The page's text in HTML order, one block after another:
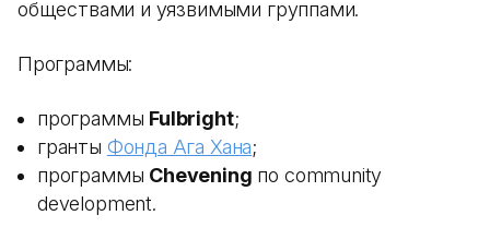
обществами и уязвимыми группами.
Программы:
программы Fulbright;
гранты Фонда Ага Хана;
программы Chevening по community
development.